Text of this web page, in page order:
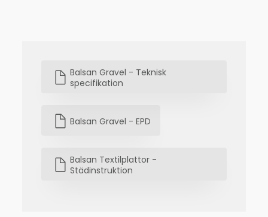
Balsan Gravel - Teknisk
specifikation
Balsan Gravel - EPD
Balsan Textilplattor -
Städinstruktion